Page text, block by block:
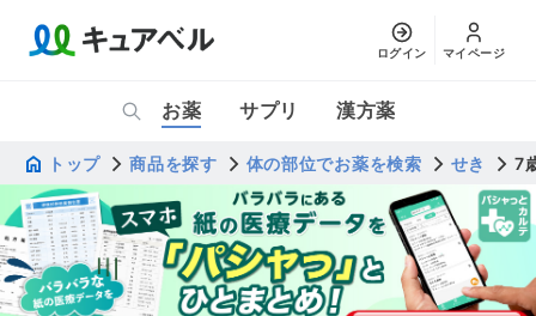
ログイン マイページ
お薬 サプリ 漢方薬
トップ 商品を探す 体の部位でお薬を検索 せき 7